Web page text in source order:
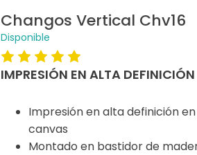
Changos Vertical Chv16
Disponible
IMPRESIÓN EN ALTA DEFINICIÓN
Impresión en alta definición
canvas
Montado en bastidor de